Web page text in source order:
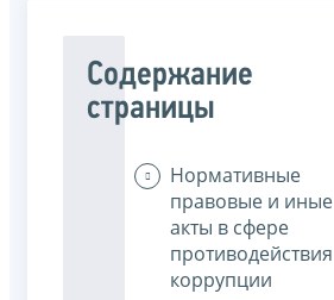
Содержание
страницы
Нормативные
правовые и иные
акты в сфере
противодействия
коррупции